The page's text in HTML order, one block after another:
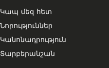
Կապ մեզ հետ
Նորություններ
Կանոնադրություն
Տարբերանշան